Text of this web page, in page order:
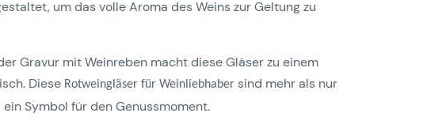
um das volle Aroma des Weins zur Geltung zu
Gravur mit Weinreben macht diese Gläser zu einem
Diese Rotweingläser für Weinliebhaber sind mehr als nur
Symbol für den Genussmoment.